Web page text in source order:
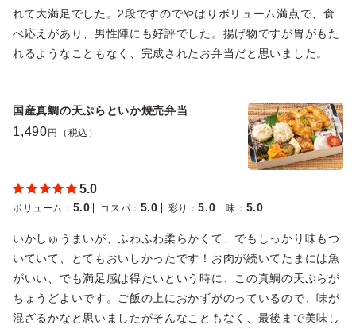
れて大満足でした。2段ですのでやはりボリューム満点で、食
べ応えがあり、男性陣にも好評でした。揚げ物ですが胃がもた
れるようなこともなく、完成されたお弁当だと思いました。
国産真鯛の天ぷらといか焼売弁当
1,490 円（税込）
5.0
ボリューム ： 5.0 コスパ ： 5.0 彩り ：5.0 味 ： 5.0
いかしゅうまいが、ふわふわ柔らかくて、でもしっかり味もつ
いていて、とてもおいしかったです！お肉が続いてたまには魚
がいい、でも満足感は得たいという時に、この真鯛の天ぷらが
ちょうどよいです。ご飯の上におかずがのっているので、味が
混ざるかなと思いましたがそんなこともなく、最後まで美味し